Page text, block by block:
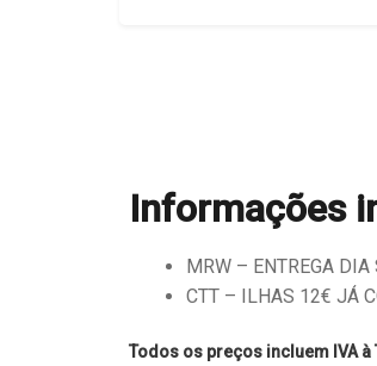
Informações
MRW – ENTREGA
CTT – ILHAS 12€ JÁ
Todos os preços incluem IVA à